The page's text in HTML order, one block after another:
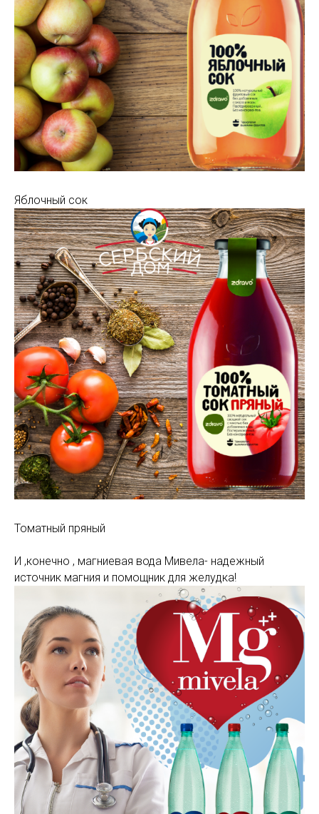
Яблочный сок
Томатный пряный
И ,конечно , магниевая вода Мивела- надежный
источник магния и помощник для желудка!